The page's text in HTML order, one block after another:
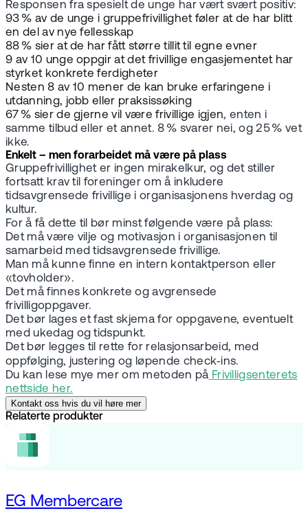
Responsen fra spesielt de unge har vært svært positiv:
93 % av de unge i gruppefrivillighet føler at de har blitt
en del av nye fellesskap
88 % sier at de har fått større tillit til egne evner
9 av 10 unge oppgir at det frivillige engasjementet har
styrket konkrete ferdigheter
Nesten 8 av 10 mener de kan bruke erfaringene i
utdanning, jobb eller praksissøking
67 % sier de gjerne vil være frivillige igjen, enten i
samme tilbud eller et annet. 8 % svarer nei, og 25 % vet
ikke.
Enkelt – men forarbeidet må være på plass
Gruppefrivillighet er ingen mirakelkur, og det stiller
fortsatt krav til foreninger om å inkludere
tidsavgrensede frivillige i organisasjonens hverdag og
kultur.
For å få dette til bør minst følgende være på plass:
Det må være vilje og motivasjon i organisasjonen til
samarbeid med tidsavgrensede frivillige.
Man må kunne finne en intern kontaktperson eller
«tovholder».
Det må finnes konkrete og avgrensede
frivilligoppgaver.
Det bør lages et fast skjema for oppgavene, eventuelt
med ukedag og tidspunkt.
Det bør legges til rette for relasjonsarbeid, med
oppfølging, justering og løpende check‑ins.
Du kan lese mye mer om metoden på Frivillig­senterets
nettside her.
Kontakt oss hvis du vil høre mer
Relaterte produkter
EG Membercare